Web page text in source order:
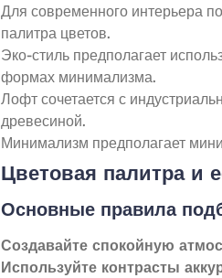
Для современного интерьера
палитра цветов.
Эко-стиль предполагает
формах минимализма.
Лофт сочетается с
древесиной.
Минимализм предполагает
Цветовая палитра и
Основные правила
Создавайте спокойную
Используйте контрасты